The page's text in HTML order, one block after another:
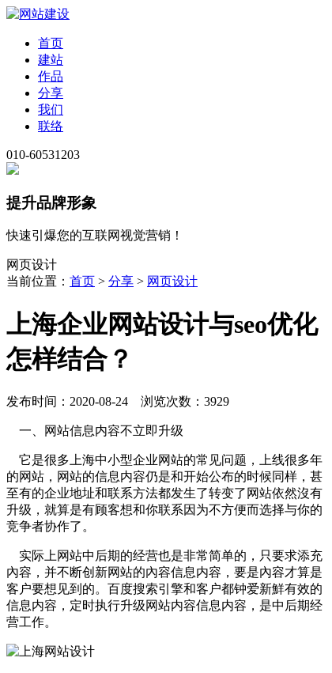
首页
建站
作品
分享
我们
联络
010-60531203
提升品牌形象
快速引爆您的互联网视觉营销！
网页设计
当前位置： 首页 > 分享 > 网页设计
上海企业网站设计与seo优化
怎样结合？
发布时间：2020-08-24 浏览次数：3929
一、网站信息内容不立即升级
它是很多上海中小型企业网站的常见问题，上线很多年
的网站，网站的信息内容仍是和开始公布的时候同样，甚
至有的企业地址和联系方法都发生了转变了网站依然沒有
升级，就算是有顾客想和你联系因为不方便而选择与你的
竞争者协作了。
实际上网站中后期的经营也是非常简单的，只要求添充
內容，并不断创新网站的內容信息内容，要是內容才算是
客户要想见到的。百度搜索引擎和客户都钟爱新鮮有效的
信息内容，定时执行升级网站内容信息内容，是中后期经
营工作。